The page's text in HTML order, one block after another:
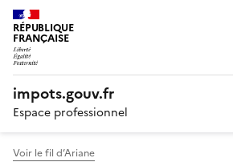
RÉPUBLIQUE
FRANÇAISE
impots.gouv.fr
Espace professionnel
Voir le fil d’Ariane